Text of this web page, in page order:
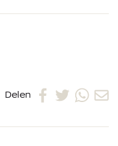
Delen